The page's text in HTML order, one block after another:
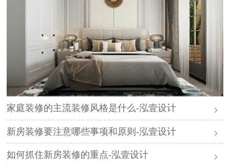
家庭装修的主流装修风格是什么-泓壹设计
新房装修要注意哪些事项和原则-泓壹设计
如何抓住新房装修的重点-泓壹设计